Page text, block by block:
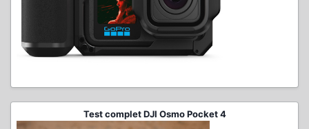
Test complet DJI Osmo Pocket 4